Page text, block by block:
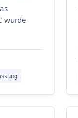
wurde